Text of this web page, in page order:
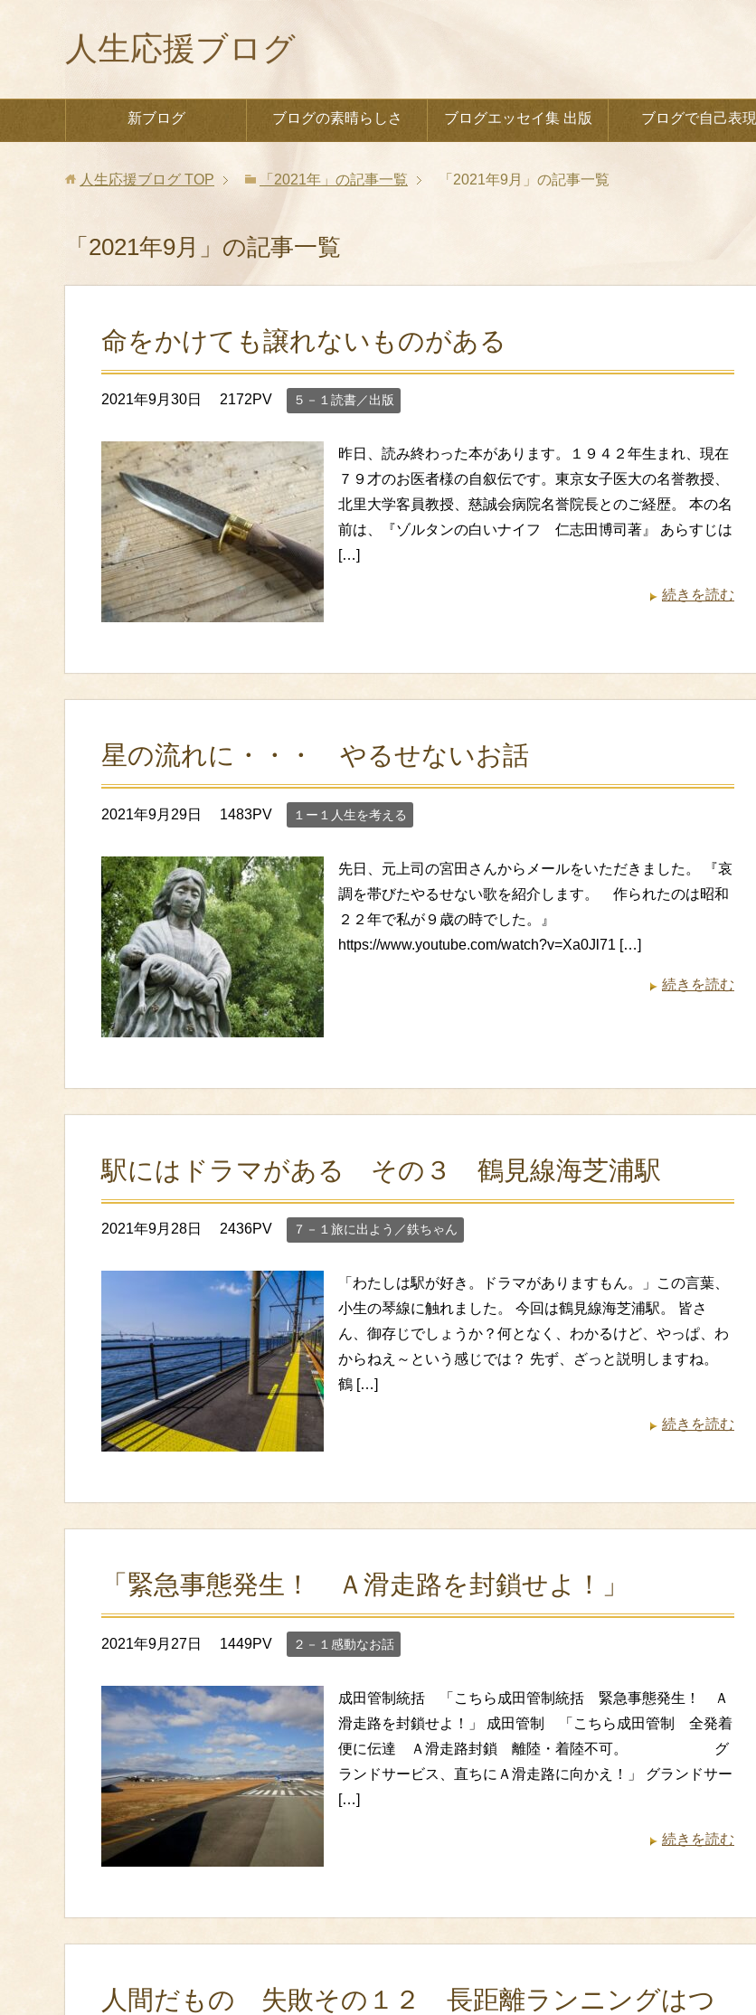
人生応援ブログ
新ブログ ブログの素晴らしさ ブログエッセイ集 出版 ブログで自己表現
人生応援ブログ TOP 「2021年」の記事一覧 「2021年9月」の記事一覧
「2021年9月」の記事一覧
命をかけても譲れないものがある
2021年9月30日 2172PV ５－１読書／出版
昨日、読み終わった本があります。１９４２年生まれ、現在
７９才のお医者様の自叙伝です。東京女子医大の名誉教授、
北里大学客員教授、慈誠会病院名誉院長とのご経歴。 本の名
前は、『ゾルタンの白いナイフ 仁志田博司著』 あらすじは
[…]
続きを読む
星の流れに・・・ やるせないお話
2021年9月29日 1483PV １ー１人生を考える
先日、元上司の宮田さんからメールをいただきました。 『哀
調を帯びたやるせない歌を紹介します。 作られたのは昭和
２２年で私が９歳の時でした。』
https://www.youtube.com/watch?v=Xa0Jl71 […]
続きを読む
駅にはドラマがある その３ 鶴見線海芝浦駅
2021年9月28日 2436PV ７－１旅に出よう／鉄ちゃん
「わたしは駅が好き。ドラマがありますもん。」この言葉、
小生の琴線に触れました。 今回は鶴見線海芝浦駅。 皆さ
ん、御存じでしょうか？何となく、わかるけど、やっぱ、わ
からねえ～という感じでは？ 先ず、ざっと説明しますね。
鶴 […]
続きを読む
「緊急事態発生！ Ａ滑走路を封鎖せよ！」
2021年9月27日 1449PV ２－１感動なお話
成田管制統括 「こちら成田管制統括 緊急事態発生！ Ａ
滑走路を封鎖せよ！」 成田管制 「こちら成田管制 全発着
便に伝達 Ａ滑走路封鎖 離陸・着陸不可。 グ
ランドサービス、直ちにＡ滑走路に向かえ！」 グランドサー
[…]
続きを読む
人間だもの 失敗その１２ 長距離ランニングはつ